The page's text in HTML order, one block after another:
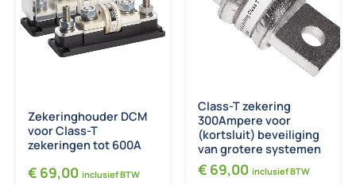
Zekeringhouder DCM
voor Class-T
zekeringen tot 600A
€ 69,00 inclusief BTW
Class-T zekering
300Ampere voor
(kortsluit) beveiliging
van grotere systemen
€ 69,00 inclusief BTW